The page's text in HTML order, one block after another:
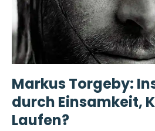
Markus Torgeby:
durch Einsamkeit,
Laufen?